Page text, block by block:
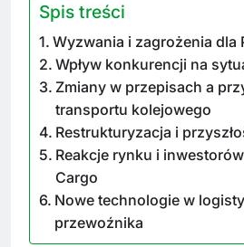
Spis treści
Wyzwania i zagrożenia dla
Wpływ konkurencji na
Zmiany w przepisach a
transportu kolejowego
Restrukturyzacja i
Reakcje rynku i
Cargo
Nowe technologie w
przewoźnika